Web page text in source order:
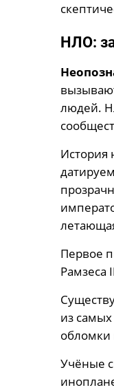
НЛО:
людей.
История
Первое
Рамзеса
из
обломки
Учёные